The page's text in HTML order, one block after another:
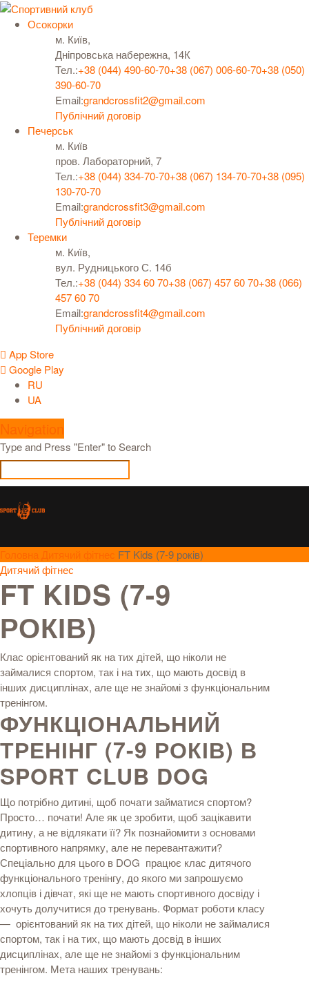
Осокорки
м. Київ,
Дніпровська набережна, 14К
Тел.:+38 (044) 490-60-70+38 (067) 006-60-70+38 (050)
390-60-70
Email:grandcrossfit2@gmail.com
Публічний договір
Печерськ
м. Київ
пров. Лабораторний, 7
Тел.:+38 (044) 334-70-70+38 (067) 134-70-70+38 (095)
130-70-70
Email:grandcrossfit3@gmail.com
Публічний договір
Теремки
м. Київ,
вул. Рудницького С. 14б
Тел.:+38 (044) 334 60 70+38 (067) 457 60 70+38 (066)
457 60 70
Email:grandcrossfit4@gmail.com
Публічний договір
App Store
Google Play
RU
UA
Navigation
Type and Press "Enter" to Search
Головна Дитячий фітнес FT Kids (7-9 років)
Дитячий фітнес
FT KIDS (7-9
РОКІВ)
Клас орієнтований як на тих дітей, що ніколи не
займалися спортом, так і на тих, що мають досвід в
інших дисциплінах, але ще не знайомі з функціональним
тренінгом.
ФУНКЦІОНАЛЬНИЙ
ТРЕНІНГ (7-9 РОКІВ) В
SPORT CLUB DOG
Що потрібно дитині, щоб почати займатися спортом?
Просто… почати! Але як це зробити, щоб зацікавити
дитину, а не відлякати її? Як познайомити з основами
спортивного напрямку, але не перевантажити?
Спеціально для цього в DOG працює клас дитячого
функціонального тренінгу, до якого ми запрошуємо
хлопців і дівчат, які ще не мають спортивного досвіду і
хочуть долучитися до тренувань. Формат роботи класу
— орієнтований як на тих дітей, що ніколи не займалися
спортом, так і на тих, що мають досвід в інших
дисциплінах, але ще не знайомі з функціональним
тренінгом. Мета наших тренувань: